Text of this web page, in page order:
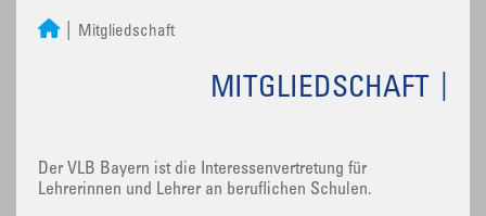
Mitgliedschaft
MITGLIEDSCHAFT
Der VLB Bayern ist die Interessenvertretung für
Lehrerinnen und Lehrer an beruflichen Schulen.